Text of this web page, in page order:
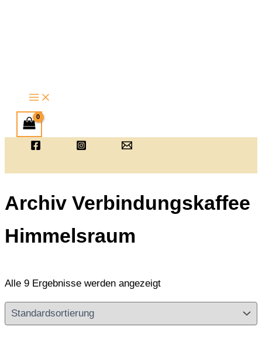
Archiv Verbindungskaffee
Himmelsraum
Alle 9 Ergebnisse werden angezeigt